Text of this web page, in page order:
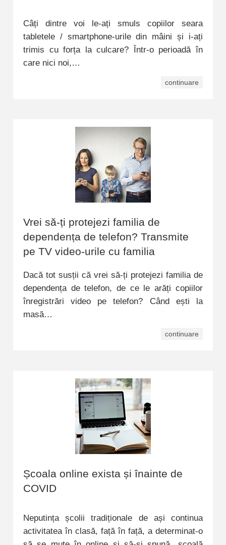
Câți dintre voi le-ați smuls copiilor seara
tabletele / smartphone-urile din mâini și i-ați
trimis cu forța la culcare? Într-o perioadă în
care nici noi,…
continuare
Vrei să-ți protejezi familia de
dependența de telefon? Transmite
pe TV video-urile cu familia
Dacă tot susții că vrei să-ți protejezi familia de
dependența de telefon, de ce le arăți copiilor
înregistrări video pe telefon? Când ești la
masă…
continuare
Școala online exista și înainte de
COVID
Neputința școlii tradiționale de ași continua
activitatea în clasă, față în față, a determinat-o